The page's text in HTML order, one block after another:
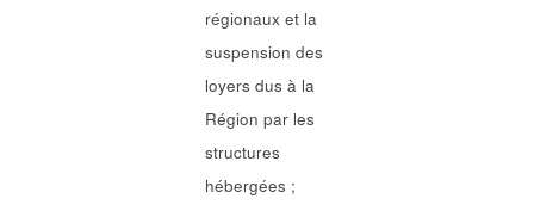
régionaux et la
suspension des
loyers dus à la
Région par les
structures
hébergées ;